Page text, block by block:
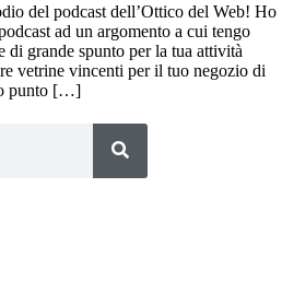
del podcast dell’Ottico del Web! Ho
ad un argomento a cui tengo
di grande spunto per la tua attività
vetrine vincenti per il tuo negozio di
punto […]